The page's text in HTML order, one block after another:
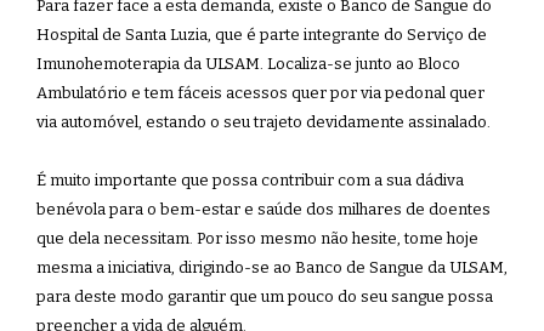
Para fazer face a esta demanda, existe o Banco de Sangue do
Hospital de Santa Luzia, que é parte integrante do Serviço de
Imunohemoterapia da ULSAM. Localiza-se junto ao Bloco
Ambulatório e tem fáceis acessos quer por via pedonal quer
via automóvel, estando o seu trajeto devidamente assinalado.
É muito importante que possa contribuir com a sua dádiva
benévola para o bem-estar e saúde dos milhares de doentes
que dela necessitam. Por isso mesmo não hesite, tome hoje
mesma a iniciativa, dirigindo-se ao Banco de Sangue da ULSAM,
para deste modo garantir que um pouco do seu sangue possa
preencher a vida de alguém.